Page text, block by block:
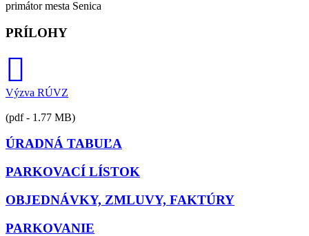
primátor mesta Senica
PRÍLOHY
Výzva RÚVZ
(pdf - 1.77 MB)
ÚRADNÁ TABUĽA
PARKOVACÍ LÍSTOK
OBJEDNÁVKY, ZMLUVY, FAKTÚRY
PARKOVANIE